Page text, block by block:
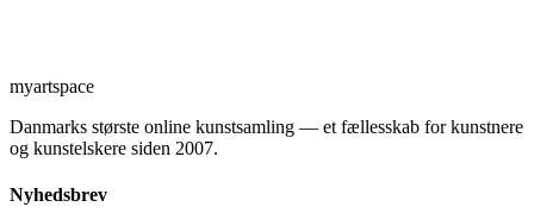
myartspace
Danmarks største online kunstsamling — et fællesskab for kunstnere
og kunstelskere siden 2007.
Nyhedsbrev